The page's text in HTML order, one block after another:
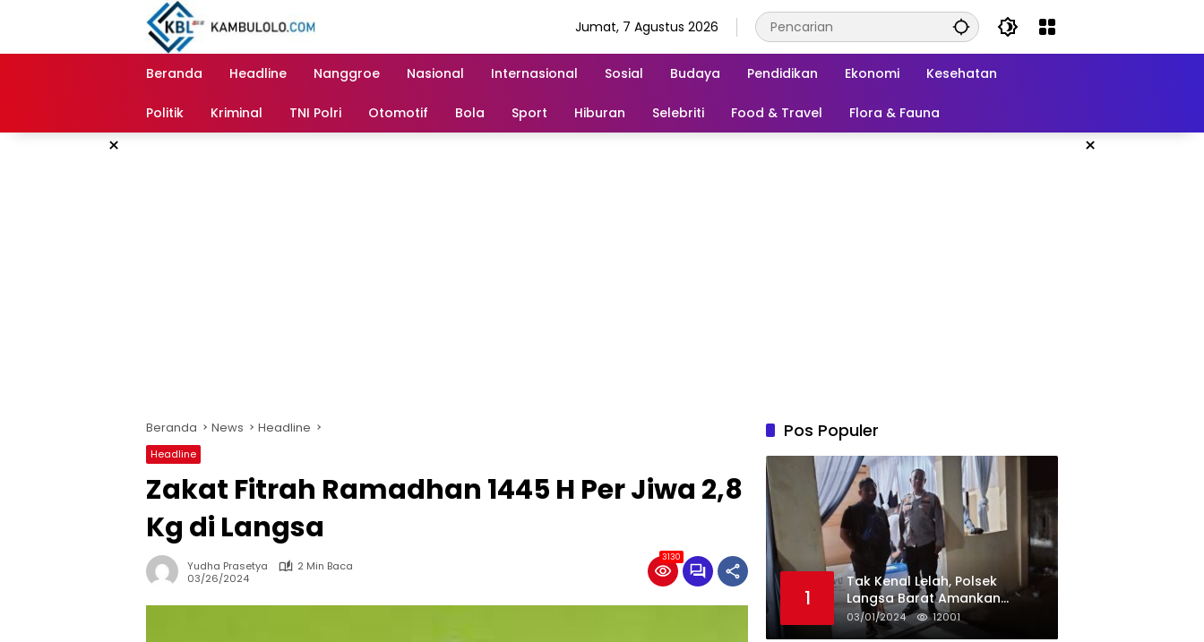
Jumat, 7 Agustus 2026
Beranda Headline Nanggroe Nasional Internasional Sosial Budaya Pendidikan Ekonomi Kesehatan
Politik Kriminal TNI Polri Otomotif Bola Sport Hiburan Selebriti Food & Travel Flora & Fauna
× ×
Beranda News Headline
Headline
Zakat Fitrah Ramadhan 1445 H Per Jiwa 2,8
Kg di Langsa
Yudha Prasetya
2 Min Baca
03/26/2024
3130
Pos Populer
1
Tak Kenal Lelah, Polsek
Langsa Barat Amankan
Rekapitulasi Selama12 Hari di
Kecamatan Baro
03/01/2024 12001